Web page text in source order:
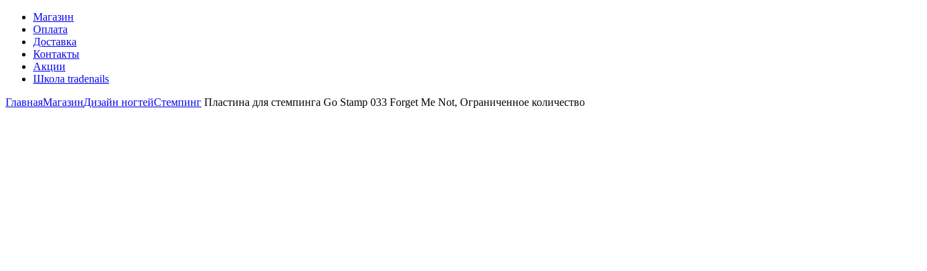
Магазин
Оплата
Доставка
Контакты
Акции
Школа tradenails
ГлавнаяМагазинДизайн ногтейСтемпинг Пластина для стемпинга Go Stamp 033 Forget Me Not, Ограниченное количество